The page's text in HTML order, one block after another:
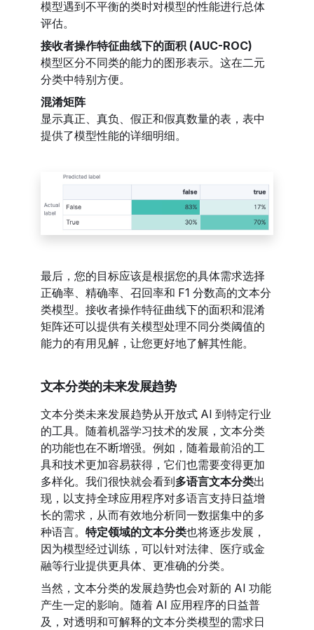
模型遇到不平衡的类时对模型的性能进行总体
评估。
接收者操作特征曲线下的面积 (AUC-ROC)
模型区分不同类的能力的图形表示。这在二元
分类中特别方便。
混淆矩阵
显示真正、真负、假正和假真数量的表，表中
提供了模型性能的详细明细。
最后，您的目标应该是根据您的具体需求选择
正确率、精确率、召回率和 F1 分数高的文本分
类模型。接收者操作特征曲线下的面积和混淆
矩阵还可以提供有关模型处理不同分类阈值的
能力的有用见解，让您更好地了解其性能。
文本分类的未来发展趋势
文本分类未来发展趋势从开放式 AI 到特定行业
的工具。随着机器学习技术的发展，文本分类
的功能也在不断增强。例如，随着最前沿的工
具和技术更加容易获得，它们也需要变得更加
多样化。我们很快就会看到多语言文本分类出
现，以支持全球应用程序对多语言支持日益增
长的需求，从而有效地分析同一数据集中的多
种语言。 特定领域的文本分类也将逐步发展，
因为模型经过训练，可以针对法律、医疗或金
融等行业提供更具体、更准确的分类。
当然，文本分类的发展趋势也会对新的 AI 功能
产生一定的影响。随着 AI 应用程序的日益普
及，对透明和可解释的文本分类模型的需求日